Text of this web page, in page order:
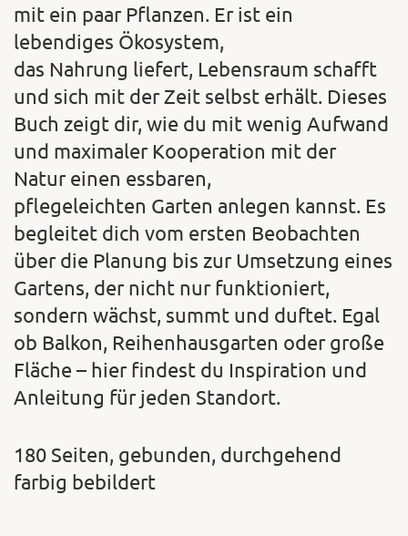
mit ein paar Pflanzen. Er ist ein
lebendiges Ökosystem,
das Nahrung liefert, Lebensraum schafft
und sich mit der Zeit selbst erhält. Dieses
Buch zeigt dir, wie du mit wenig Aufwand
und maximaler Kooperation mit der
Natur einen essbaren,
pflegeleichten Garten anlegen kannst. Es
begleitet dich vom ersten Beobachten
über die Planung bis zur Umsetzung eines
Gartens, der nicht nur funktioniert,
sondern wächst, summt und duftet. Egal
ob Balkon, Reihenhausgarten oder große
Fläche – hier findest du Inspiration und
Anleitung für jeden Standort.
180 Seiten, gebunden, durchgehend
farbig bebildert